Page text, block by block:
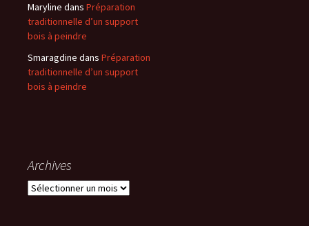
Maryline dans Préparation
traditionnelle d’un support
bois à peindre
Smaragdine dans Préparation
traditionnelle d’un support
bois à peindre
Archives
Archives